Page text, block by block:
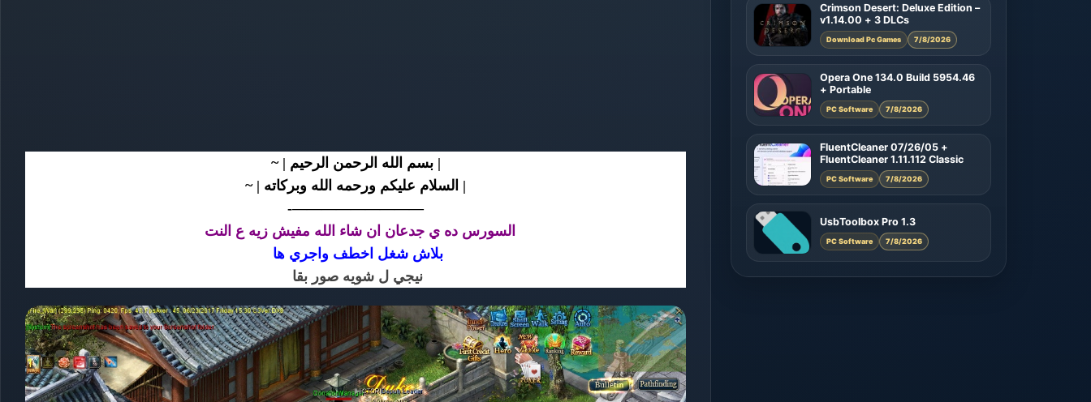
| بسم الله الرحمن الرحيم | ~
| السلام عليكم ورحمه الله وبركاته | ~
—————————-
السورس ده ي جدعان ان شاء الله مفيش زيه ع النت
بلاش شغل اخطف واجري ها
نيجي ل شويه صور بقا
Crimson Desert: Deluxe Edition –
v1.14.00 + 3 DLCs
Download Pc Games 7/8/2026
Opera One 134.0 Build 5954.46
+ Portable
PC Software 7/8/2026
FluentCleaner 07/26/05 +
FluentCleaner 1.11.112 Classic
PC Software 7/8/2026
UsbToolbox Pro 1.3
PC Software 7/8/2026